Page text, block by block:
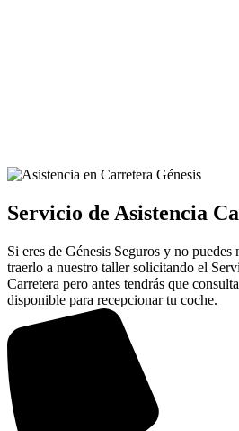
Servicio de Asistencia
Si eres de Génesis Seguros y no
traerlo a nuestro taller solicitando el
Carretera pero antes tendrás que
disponible para recepcionar tu coche.